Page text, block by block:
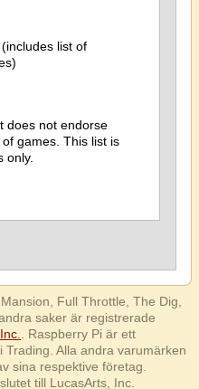
list of
does not endorse
games. This list is
only.
Full Throttle, The Dig,
saker är registrerade
. Raspberry Pi är ett
Alla andra varumärken
sina respektive företag.
till LucasArts, Inc.